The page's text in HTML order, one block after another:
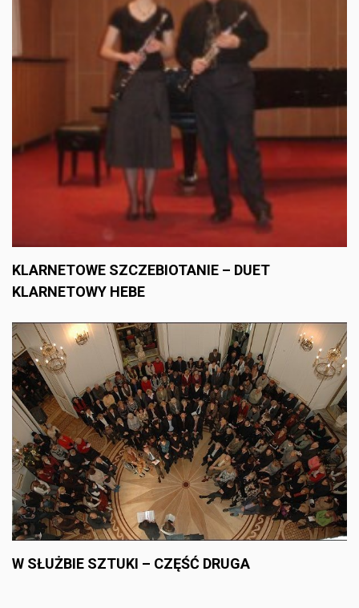
KLARNETOWE SZCZEBIOTANIE – DUET
KLARNETOWY HEBE
W SŁUŻBIE SZTUKI – CZĘŚĆ DRUGA